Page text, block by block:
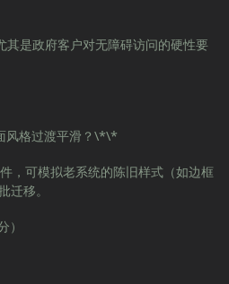
是政府客户对无障碍访问的硬性要
风格过渡平滑？\*\*
，可模拟老系统的陈旧样式（如边框
迁移。